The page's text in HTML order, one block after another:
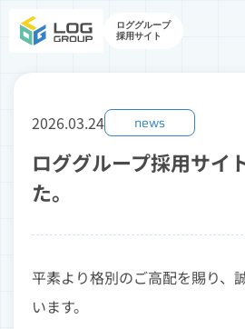
ロググループ
採用サイト
2026.03.24 news
ロググループ採用サイ
た。
平素より格別のご高配を賜り、
います。